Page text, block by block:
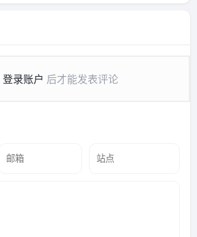
法？
登录账户 后才能发表评论